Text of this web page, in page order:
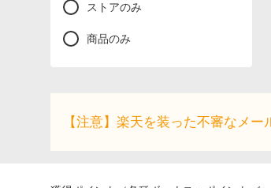
ストアのみ
商品のみ
【注意】楽天を装った不審なメー